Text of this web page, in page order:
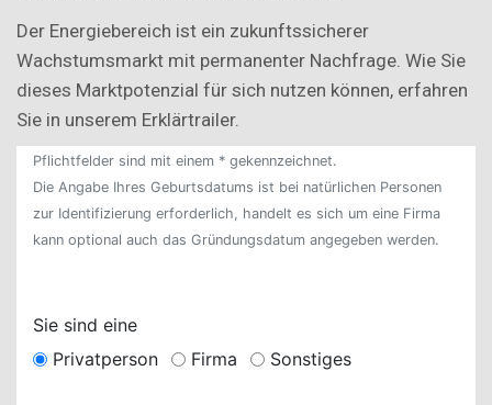
Der Energiebereich ist ein zukunftssicherer
Wachstumsmarkt mit permanenter Nachfrage. Wie Sie
dieses Marktpotenzial für sich nutzen können, erfahren
Sie in unserem Erklärtrailer.